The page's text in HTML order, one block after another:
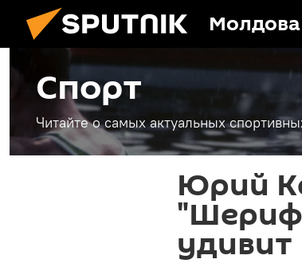
Молдова
Спорт
Читайте о самых актуальных
Юрий
удивит